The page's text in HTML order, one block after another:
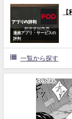
漫画アプリ・サービスの
評判
一覧から探す